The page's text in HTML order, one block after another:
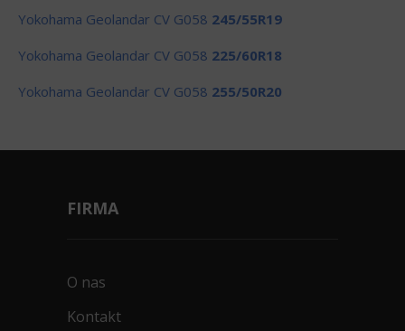
Yokohama Geolandar CV G058 245/55R19
Yokohama Geolandar CV G058 225/60R18
Yokohama Geolandar CV G058 255/50R20
FIRMA
O nas
Kontakt